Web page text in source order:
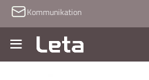
Kommunikation